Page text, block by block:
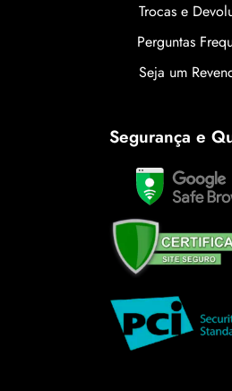
Trocas e
Perguntas
Seja um
Segurança e